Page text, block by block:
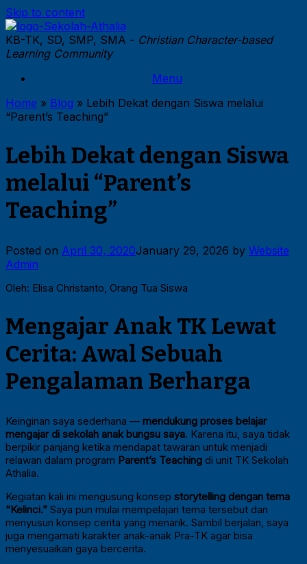
Skip to content
KB-TK, SD, SMP, SMA - Christian Character-based
Learning Community
Menu
Home » Blog » Lebih Dekat dengan Siswa melalui
“Parent’s Teaching”
Lebih Dekat dengan Siswa
melalui “Parent’s
Teaching”
Posted on April 30, 2020January 29, 2026 by Website
Admin
Oleh: Elisa Christanto, Orang Tua Siswa
Mengajar Anak TK Lewat
Cerita: Awal Sebuah
Pengalaman Berharga
Keinginan saya sederhana — mendukung proses belajar
mengajar di sekolah anak bungsu saya. Karena itu, saya tidak
berpikir panjang ketika mendapat tawaran untuk menjadi
relawan dalam program Parent’s Teaching di unit TK Sekolah
Athalia.
Kegiatan kali ini mengusung konsep storytelling dengan tema
“Kelinci.” Saya pun mulai mempelajari tema tersebut dan
menyusun konsep cerita yang menarik. Sambil berjalan, saya
juga mengamati karakter anak-anak Pra-TK agar bisa
menyesuaikan gaya bercerita.